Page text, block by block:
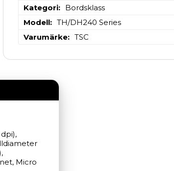
Kategori
Bordsklass
Modell
TH/DH240 Series
Varumärke
TSC
Micro